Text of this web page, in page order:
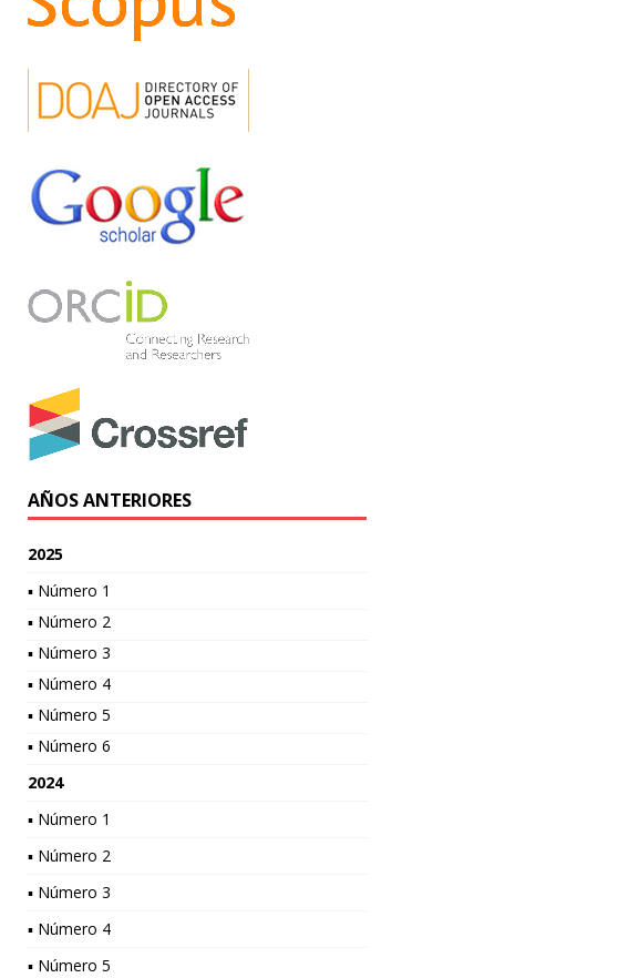
AÑOS ANTERIORES
2025
▪ Número 1
▪ Número 2
▪ Número 3
▪ Número 4
▪ Número 5
▪ Número 6
2024
▪ Número 1
▪ Número 2
▪ Número 3
▪ Número 4
▪ Número 5